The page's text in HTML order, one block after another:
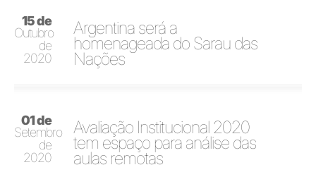
15 de
Outubro
de
2020
Argentina será a
homenageada do Sarau das
Nações
01 de
Setembro
de
2020
Avaliação Institucional 2020
tem espaço para análise das
aulas remotas